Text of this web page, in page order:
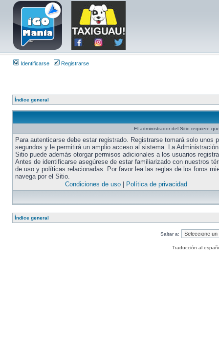
Identificarse Registrarse
Índice general
El administrador del Sitio requiere
Para autenticarse debe estar registrado. Registrarse tomará solo unos
segundos y le permitirá un amplio acceso al sistema. La
Sitio puede además otorgar permisos adicionales a los usuarios
Antes de identificarse asegúrese de estar familiarizado con nuestros
de uso y políticas relacionadas. Por favor lea las reglas de los foros
navega por el Sitio.
Condiciones de uso| Política de privacidad
Índice general
Saltar a:
Traducción al